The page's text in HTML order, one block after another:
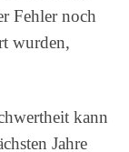
Fehler noch
wurden,
kann
Jahre